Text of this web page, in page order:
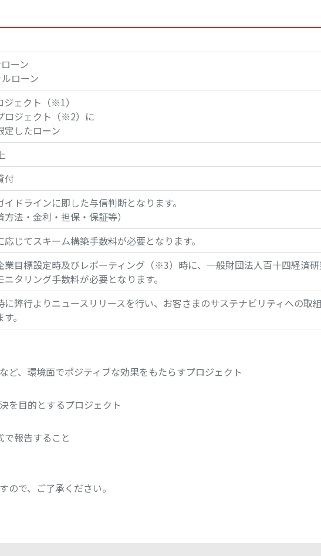
ーン
ローン
ジェクト（※1）
ロジェクト（※2）に
定したローン
付
ドラインに即した与信判断となります。
方法・金利・担保・保証等）
じてスキーム構築手数料が必要となります。
業目標設定時及びレポーティング（※3）時に、一般財団法人百十四経済
タリング手数料が必要となります。
に弊行よりニュースリリースを行い、お客さまのサステナビリティへの取
。
ど、環境面でポジティブな効果をもたらすプロジェクト
を目的とするプロジェクト
報告すること
で、ご了承ください。